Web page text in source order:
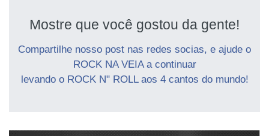
Mostre que você gostou da gente!
Compartilhe nosso post nas redes socias, e ajude o
ROCK NA VEIA a continuar
levando o ROCK N" ROLL aos 4 cantos do mundo!